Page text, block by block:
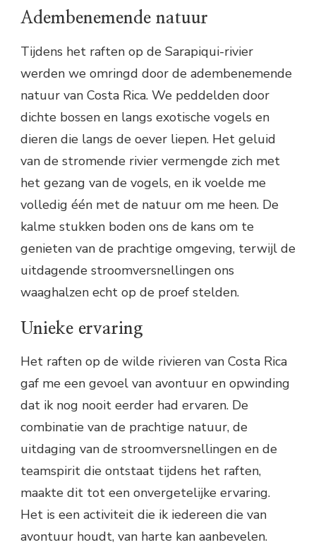
Adembenemende natuur
Tijdens het raften op de Sarapiqui-rivier
werden we omringd door de adembenemende
natuur van Costa Rica. We peddelden door
dichte bossen en langs exotische vogels en
dieren die langs de oever liepen. Het geluid
van de stromende rivier vermengde zich met
het gezang van de vogels, en ik voelde me
volledig één met de natuur om me heen. De
kalme stukken boden ons de kans om te
genieten van de prachtige omgeving, terwijl de
uitdagende stroomversnellingen ons
waaghalzen echt op de proef stelden.
Unieke ervaring
Het raften op de wilde rivieren van Costa Rica
gaf me een gevoel van avontuur en opwinding
dat ik nog nooit eerder had ervaren. De
combinatie van de prachtige natuur, de
uitdaging van de stroomversnellingen en de
teamspirit die ontstaat tijdens het raften,
maakte dit tot een onvergetelijke ervaring.
Het is een activiteit die ik iedereen die van
avontuur houdt, van harte kan aanbevelen.